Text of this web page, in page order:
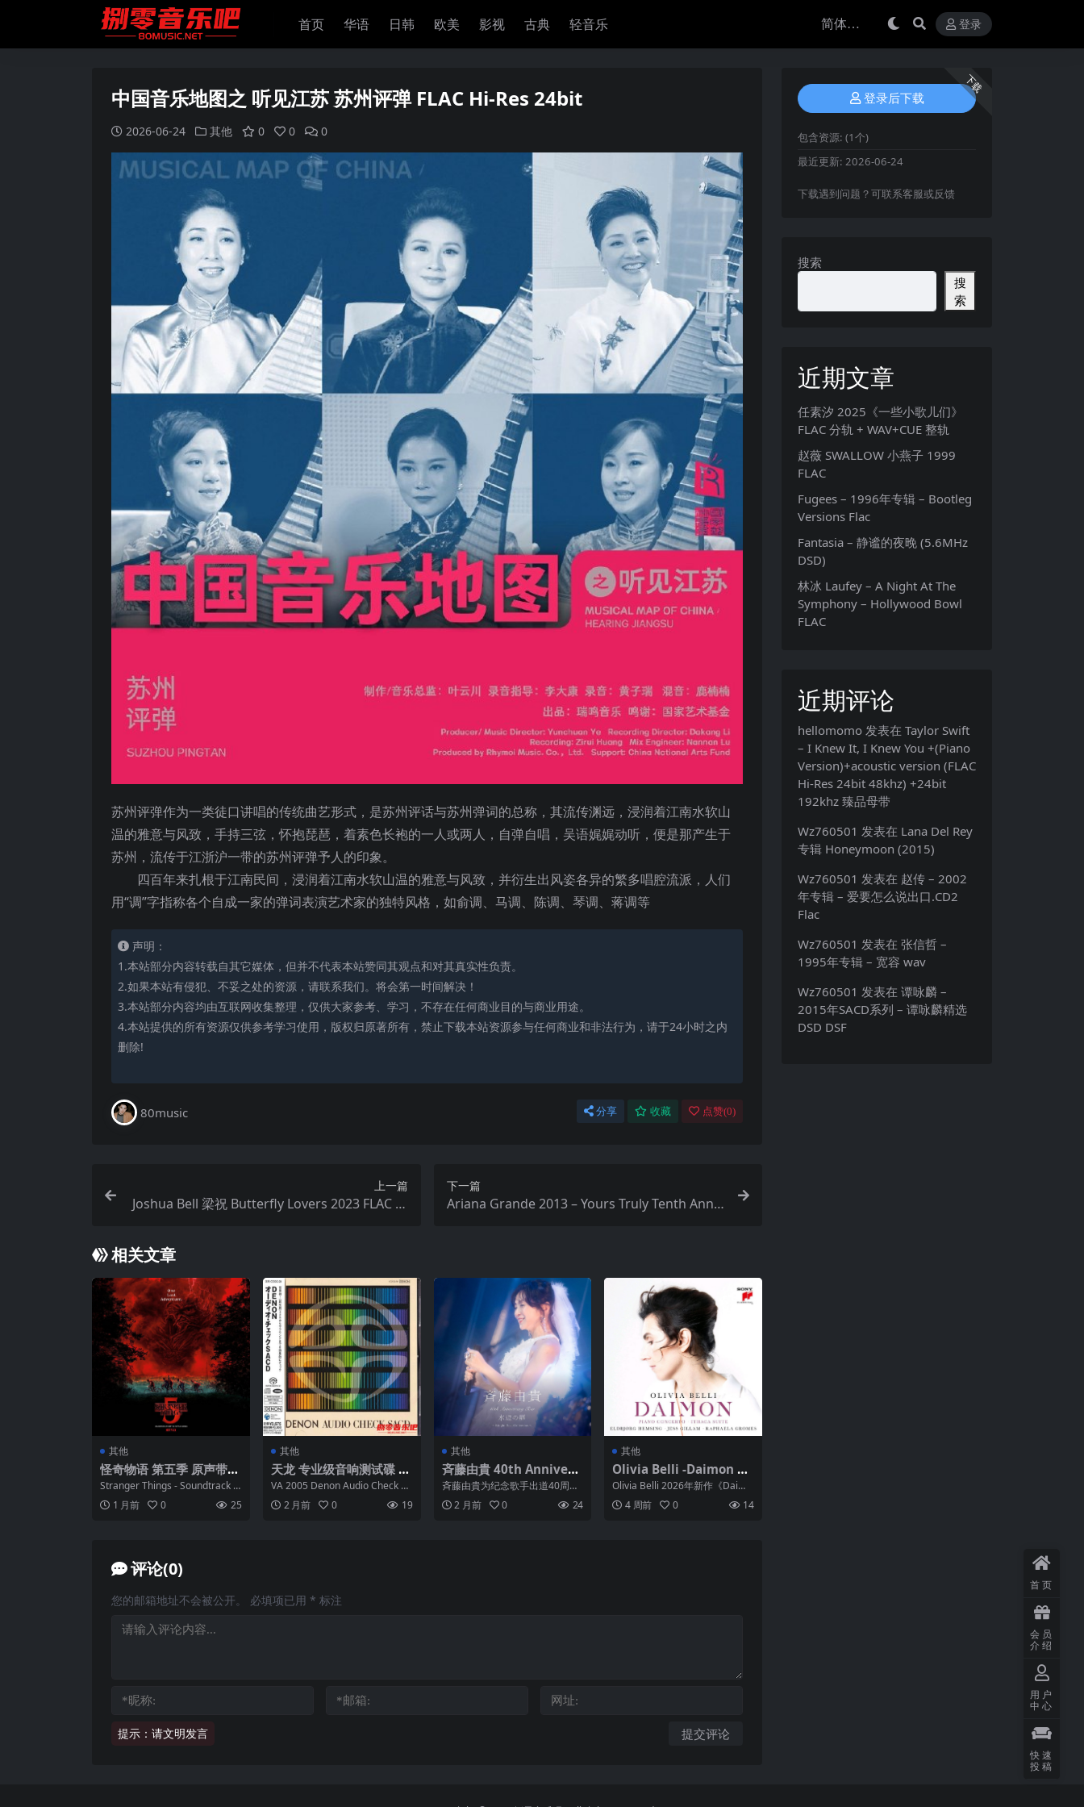
首页 华语 日韩 欧美 影视 古典 轻音乐 登录
中国音乐地图之 听见江苏 苏州评弹 FLAC Hi-Res 24bit
2026-06-24 其他 0 0 0
苏州评弹作为一类徒口讲唱的传统曲艺形式，是苏州评话与苏州弹词的总称，其流传渊远，浸润着江南水软山
温的雅意与风致，手持三弦，怀抱琵琶，着素色长袍的一人或两人，自弹自唱，吴语娓娓动听，便是那产生于
苏州，流传于江浙沪一带的苏州评弹予人的印象。
四百年来扎根于江南民间，浸润着江南水软山温的雅意与风致，并衍生出风姿各异的繁多唱腔流派，人们
用“调”字指称各个自成一家的弹词表演艺术家的独特风格，如俞调、马调、陈调、琴调、蒋调等
声明：
1.本站部分内容转载自其它媒体，但并不代表本站赞同其观点和对其真实性负责。
2.如果本站有侵犯、不妥之处的资源，请联系我们。将会第一时间解决！
3.本站部分内容均由互联网收集整理，仅供大家参考、学习，不存在任何商业目的与商业用途。
4.本站提供的所有资源仅供参考学习使用，版权归原著所有，禁止下载本站资源参与任何商业和非法行为，请于24小时之内
删除!
80music 分享 收藏 点赞(0)
上一篇
Joshua Bell 梁祝 Butterfly Lovers 2023 FLAC Hi
下一篇
Ariana Grande 2013 – Yours Truly Tenth Anniv
相关文章
其他
怪奇物语 第五季 原声带
第二辑 FLAC 44.1kHz 16
bit Tidal
Stranger Things - Soundtrack fr
om the Ne...
1 月前 0 25
其他
天龙 专业级音响测试碟 S
ACD ISO + FLAC 整轨
VA 2005 Denon Audio Check S
ACD iso + fla...
2 月前 0 19
其他
斉藤由貴 40th Annivers
ary Tour “水辺の扉”～Si
ngle Best Collection～
(Live) FLAC 48kHz 24bi
斉藤由貴为纪念歌手出道40周
年，开启时隔36年的全国hall巡
演“水辺の扉”，涵...
2 月前 0 24
其他
Olivia Belli -Daimon –
Piano Concerto, Ithaca
Suite & Sonatina for N
ausicaa (2026) FLAC Hi-
Olivia Belli 2026年新作《Daimo
n》以希腊史诗为魂，融合钢琴...
4 周前 0 14
评论(0)
提示：请文明发言
您的邮箱地址不会被公开。 必填项已用 * 标注
下载
登录后下载
包含资源: (1个)
最近更新: 2026-06-24
下载遇到问题？可联系客服或反馈
搜索
搜
索
近期文章
任素汐 2025《一些小歌儿们》
FLAC 分轨 + WAV+CUE 整轨
赵薇 SWALLOW 小燕子 1999
FLAC
Fugees – 1996年专辑 – Bootleg
Versions Flac
Fantasia – 静谧的夜晚 (5.6MHz
DSD)
林冰 Laufey – A Night At The
Symphony – Hollywood Bowl
FLAC
近期评论
hellomomo 发表在 Taylor Swift
– I Knew It, I Knew You +(Piano
Version)+acoustic version (FLAC
Hi-Res 24bit 48khz) +24bit
192khz 臻品母带
Wz760501 发表在 Lana Del Rey
专辑 Honeymoon (2015)
Wz760501 发表在 赵传 – 2002
年专辑 – 爱要怎么说出口.CD2
Flac
Wz760501 发表在 张信哲 –
1995年专辑 – 宽容 wav
Wz760501 发表在 谭咏麟 –
2015年SACD系列 – 谭咏麟精选
DSD DSF
首页
会员
介绍
用户
中心
快速
投稿